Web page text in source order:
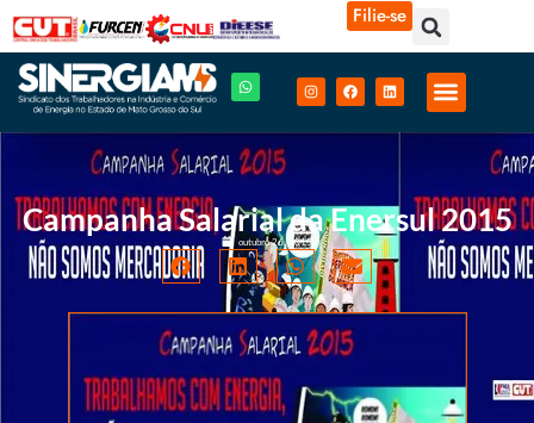
Filie-se
Campanha Salarial da Enersul 2015
outubro 26, 2015